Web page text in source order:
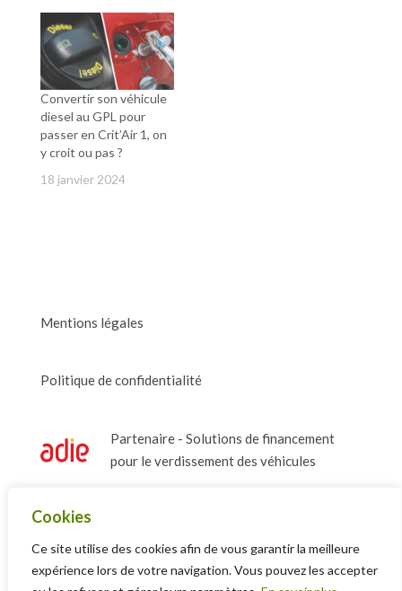
Cookies
Ce site utilise des cookies afin de vous garantir la meilleure
expérience lors de votre navigation. Vous pouvez les accepter
coûte environ 3000
euros et donne accès
au certificat Crit’Air 1.
Le JT de TF1 vous
explique.
Convertir son véhicule
diesel au GPL pour
passer en Crit’Air 1, on
y croit ou pas ?
18 janvier 2024
Mentions légales
Politique de confidentialité
Partenaire - Solutions de financement
pour le verdissement des véhicules